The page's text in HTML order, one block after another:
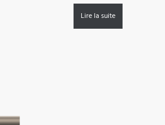
Lire la suite